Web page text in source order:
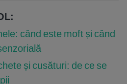
când este moft și când
și cusături: de ce se